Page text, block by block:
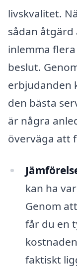
livskvalitet.
sådan
inlemma
beslut.
erbjudanden
den bästa
är några
överväga att
kan ha
Genom
får du en
faktiskt